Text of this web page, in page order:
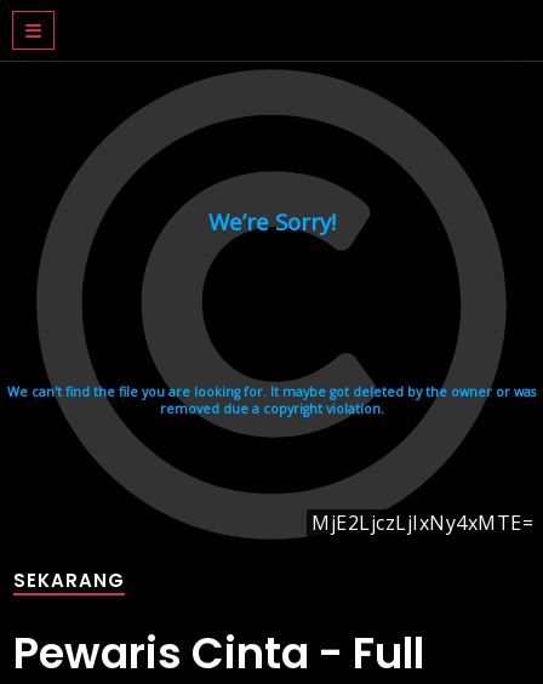
SEKARANG
Pewaris Cinta - Full